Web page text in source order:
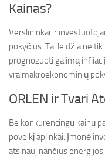
Kainas?
Verslininkai ir
pokyčius. Tai leidžia ne
prognozuoti galimą
yra makroekonominių
ORLEN ir Tvari
Be konkurencingų kainų
poveikį aplinkai. Įmonė
atsinaujinančius